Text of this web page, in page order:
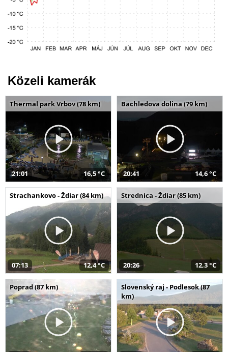
Közeli kamerák
Thermal park Vrbov (78 km)
21:01 16,5 °C
Bachledova dolina (79 km)
20:41 14,6 °C
Strachankovo - Ždiar (84 km)
07:13 12,4 °C
Strednica - Ždiar (85 km)
20:26 12,3 °C
Poprad (87 km)
Slovenský raj - Podlesok (87
km)